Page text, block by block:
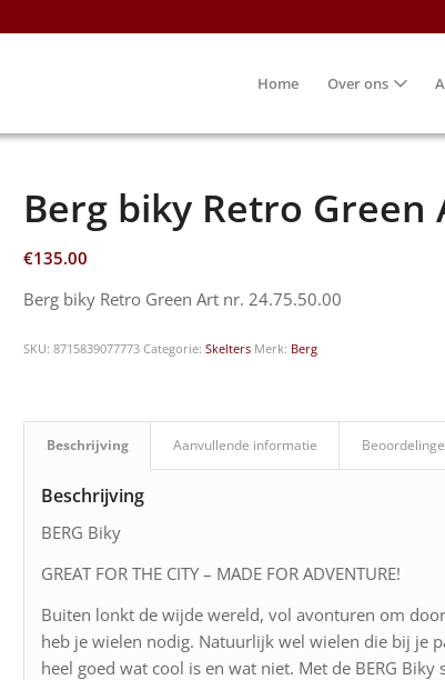
Home Over ons
Berg biky Retro Green
€135.00
Berg biky Retro Green Art nr. 24.75.50.00
SKU:8715839077773 Categorie:Skelters Merk: Berg
Beschrijving Aanvullende informatie
Beschrijving
BERG Biky
GREAT FOR THE CITY – MADE FOR ADVENTURE!
Buiten lonkt de wijde wereld, vol avonturen om
heb je wielen nodig. Natuurlijk wel wielen die bij je
heel goed wat cool is en wat niet. Met de BERG